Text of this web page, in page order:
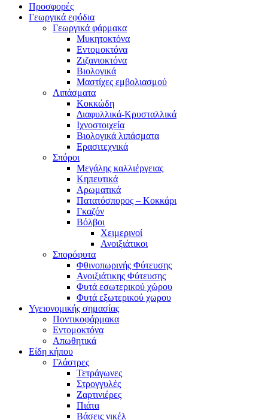
Προσφορές
Γεωργικά εφόδια
Γεωργικά φάρμακα
Μυκητοκτόνα
Εντομοκτόνα
Ζιζανιοκτόνα
Βιολογικά
Μαστίχες εμβολιασμού
Λιπάσματα
Κοκκώδη
Διαφυλλικά-Κρυσταλλικά
Ιχνοστοιχεία
Βιολογικά λιπάσματα
Ερασιτεχνικά
Σπόροι
Μεγάλης καλλιέργειας
Κηπευτικά
Αρωματικά
Πατατόσπορος – Κοκκάρι
Γκαζόν
Βόλβοι
Χειμερινοί
Ανοιξιάτικοι
Σπορόφυτα
Φθινοπωρινής Φύτευσης
Ανοιξιάτικης Φύτευσης
Φυτά εσωτερικού χώρου
Φυτά εξωτερικού χωρου
Υγειονομικής σημασίας
Ποντικοφάρμακα
Εντομοκτόνα
Απωθητικά
Είδη κήπου
Γλάστρες
Τετράγωνες
Στρογγυλές
Ζαρτινιέρες
Πιάτα
Βάσεις νικέλ